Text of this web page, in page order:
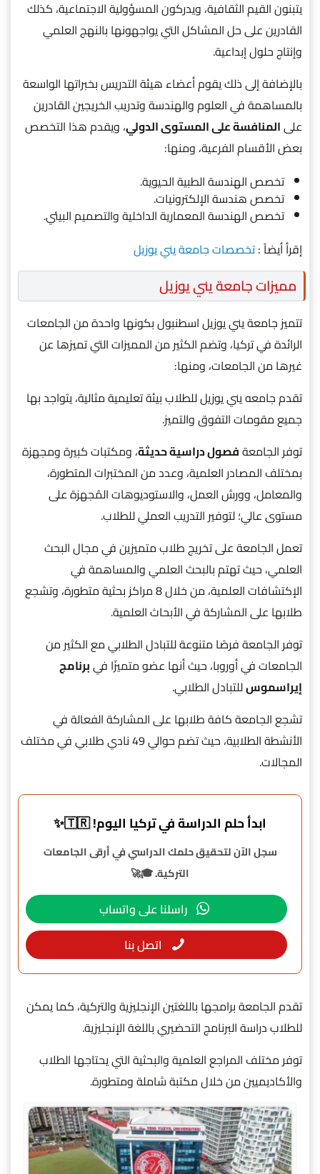
يتبنون القيم الثقافية، ويدركون المسؤولية الاجتماعية، كذلك
القادرين على حل المشاكل التي يواجهونها بالنهج العلمي
وإنتاج حلول إبداعية.
بالإضافة إلى ذلك يقوم أعضاء هيئة التدريس بخبراتها الواسعة
بالمساهمة في العلوم والهندسة وتدريب الخريجين القادرين
علىالمنافسة على المستوى الدولي، ويقدم هذا التخصص
بعض الأقسام الفرعية، ومنها:
تخصص الهندسة الطبية الحيوية.
تخصص هندسة الإلكترونيات.
تخصص الهندسة المعمارية الداخلية والتصميم البيئي.
إقرأ أيضاً :تخصصات جامعة يني يوزيل
مميزات جامعة يني يوزيل
تتميز جامعة يني يوزيل اسطنبول بكونها واحدة من الجامعات
الرائدة في تركيا، وتضم الكثير من المميزات التي تميزها عن
غيرها من الجامعات، ومنها:
تقدم جامعه يني يوزيل للطلاب بيئة تعليمية مثالية، يتواجد بها
جميع مقومات التفوق والتميز.
توفر الجامعةفصول دراسية حديثة، ومكتبات كبيرة ومجهزة
بمختلف المصادر العلمية، وعدد من المختبرات المتطورة،
والمعامل، وورش العمل، والاستوديوهات المُجهزة على
مستوى عالي؛ لتوفير التدريب العملي للطلاب.
تعمل الجامعة على تخريج طلاب متميزين في مجال البحث
العلمي، حيث تهتم بالبحث العلمي والمساهمة في
الإكتشافات العلمية، من خلال 8 مراكز بحثية متطورة، وتشجع
طلابها على المشاركة في الأبحاث العلمية.
توفر الجامعة فرصًا متنوعة للتبادل الطلابي مع الكثير من
الجامعات في أوروبا، حيث أنها عضو متميزًا فيبرنامج
إيراسموسللتبادل الطلابي.
تشجع الجامعة كافة طلابها على المشاركة الفعالة في
الأنشطة الطلابية، حيث تضم حوالي 49 نادي طلابي في مختلف
المجالات.
ابدأ حلم الدراسة في تركيا اليوم! 🇹🇷✨
سجل الآن لتحقيق حلمك الدراسي في أرقى الجامعات
التركية. 🎓🚀
راسلنا على واتساب
اتصل بنا
تقدم الجامعة برامجها باللغتين الإنجليزية والتركية، كما يمكن
للطلاب دراسة البرنامج التحضيري باللغة الإنجليزية.
توفر مختلف المراجع العلمية والبحثية التي يحتاجها الطلاب
والأكاديميين من خلال مكتبة شاملة ومتطورة.